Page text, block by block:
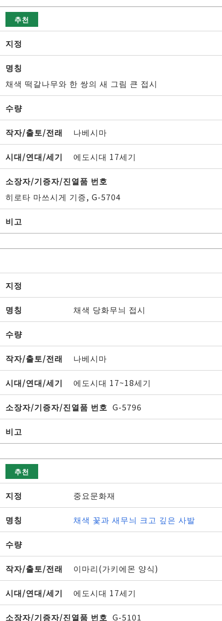
추천
지정
명칭
채색 떡갈나무와 한 쌍의 새 그림 큰 접시
수량
작자/출토/전래 나베시마
시대/연대/세기 에도시대 17세기
소장자/기증자/진열품 번호
히로타 마쓰시게 기증, G-5704
비고
지정
명칭 채색 당화무늬 접시
수량
작자/출토/전래 나베시마
시대/연대/세기 에도시대 17~18세기
소장자/기증자/진열품 번호 G-5796
비고
추천
지정 중요문화재
명칭 채색 꽃과 새무늬 크고 깊은 사발
수량
작자/출토/전래 이마리(가키에몬 양식)
시대/연대/세기 에도시대 17세기
소장자/기증자/진열품 번호 G-5101